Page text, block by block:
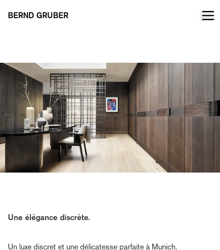
BERND GRUBER
Une élégance discrète.
Un luxe discret et une délicatesse parfaite à Munich.